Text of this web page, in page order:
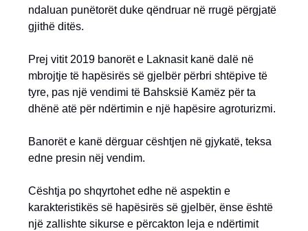
ndaluan punëtorët duke qëndruar në rrugë përgjatë
gjithë ditës.
Prej vitit 2019 banorët e Laknasit kanë dalë në
mbrojtje të hapësirës së gjelbër përbri shtëpive të
tyre, pas një vendimi të Bahsksië Kamëz për ta
dhënë atë për ndërtimin e një hapësire agroturizmi.
Banorët e kanë dërguar cështjen në gjykatë, teksa
edne presin nëj vendim.
Cështja po shqyrtohet edhe në aspektin e
karakteristikës së hapësirës së gjelbër, ënse është
një zallishte sikurse e përcakton leja e ndërtimit